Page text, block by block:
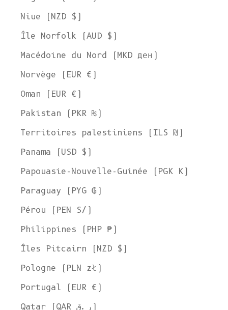
Niue (NZD $)
Île Norfolk (AUD $)
Macédoine du Nord (MKD ден)
Norvège (EUR €)
Oman (EUR €)
Pakistan (PKR ₨)
Territoires palestiniens (ILS ₪)
Panama (USD $)
Papouasie-Nouvelle-Guinée (PGK K)
Paraguay (PYG ₲)
Pérou (PEN S/)
Philippines (PHP ₱)
Îles Pitcairn (NZD $)
Pologne (PLN zł)
Portugal (EUR €)
Qatar (QAR ر.ق)